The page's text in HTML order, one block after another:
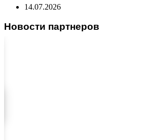
14.07.2026
Новости партнеров